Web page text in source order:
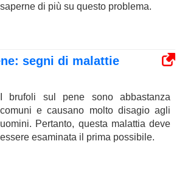
saperne di più su questo problema.
segni di malattie
I brufoli sul pene sono abbastanza
comuni e causano molto disagio agli
uomini. Pertanto, questa malattia deve
essere esaminata il prima possibile.